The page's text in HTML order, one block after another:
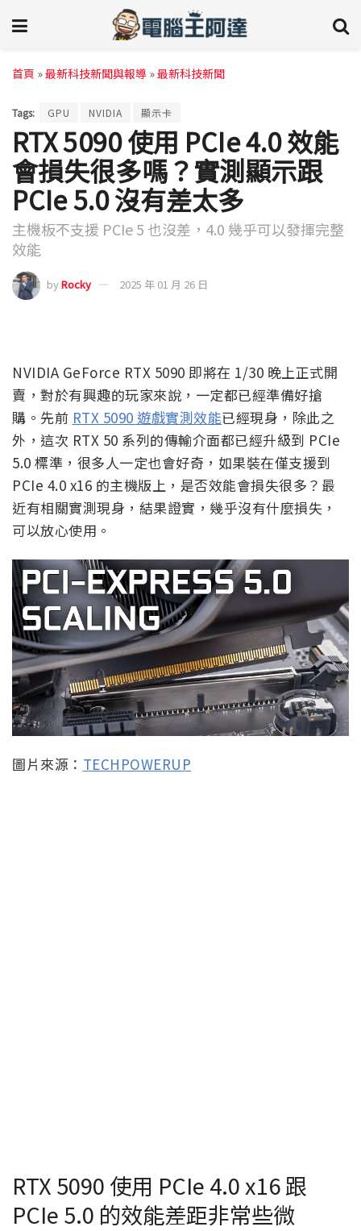
首頁 »最新科技新聞與報導 »最新科技新聞
Tags: GPU NVIDIA 顯示卡
RTX 5090 使用 PCIe 4.0 效能
會損失很多嗎？實測顯示跟
PCIe 5.0 沒有差太多
主機板不支援 PCIe 5 也沒差，4.0 幾乎可以發揮完整
效能
byRocky 2025 年 01 月 26 日
NVIDIA GeForce RTX 5090 即將在 1/30 晚上正式開
賣，對於有興趣的玩家來說，一定都已經準備好搶
購。先前 RTX 5090 遊戲實測效能已經現身，除此之
外，這次 RTX 50 系列的傳輸介面都已經升級到 PCIe
5.0 標準，很多人一定也會好奇，如果裝在僅支援到
PCIe 4.0 x16 的主機版上，是否效能會損失很多？最
近有相關實測現身，結果證實，幾乎沒有什麼損失，
可以放心使用。
圖片來源： TECHPOWERUP
RTX 5090 使用 PCIe 4.0 x16 跟
PCIe 5.0 的效能差距非常些微